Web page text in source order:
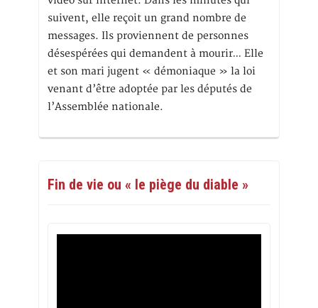
suivent, elle reçoit un grand nombre de
messages. Ils proviennent de personnes
désespérées qui demandent à mourir… Elle
et son mari jugent « démoniaque » la loi
venant d’être adoptée par les députés de
l’Assemblée nationale.
Fin de vie ou « le piège du diable »